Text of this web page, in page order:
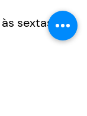
trocas
sextas